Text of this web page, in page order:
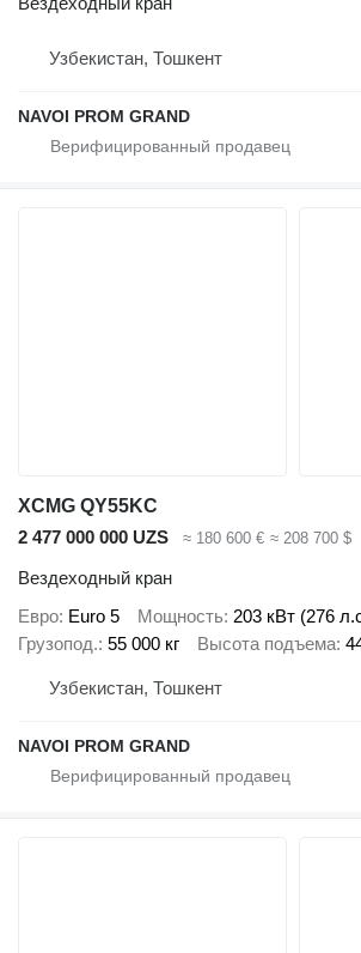
Узбекистан, Тошкент
NAVOI PROM GRAND
XCMG QY55KС
2 477 000 000 UZS
≈ 180 600 € ≈ 208 700 $
Вездеходный кран
Евро Euro 5 Мощность 203 кВт (276
Грузопод. 55 000 кг Высота подъема
Узбекистан, Тошкент
NAVOI PROM GRAND